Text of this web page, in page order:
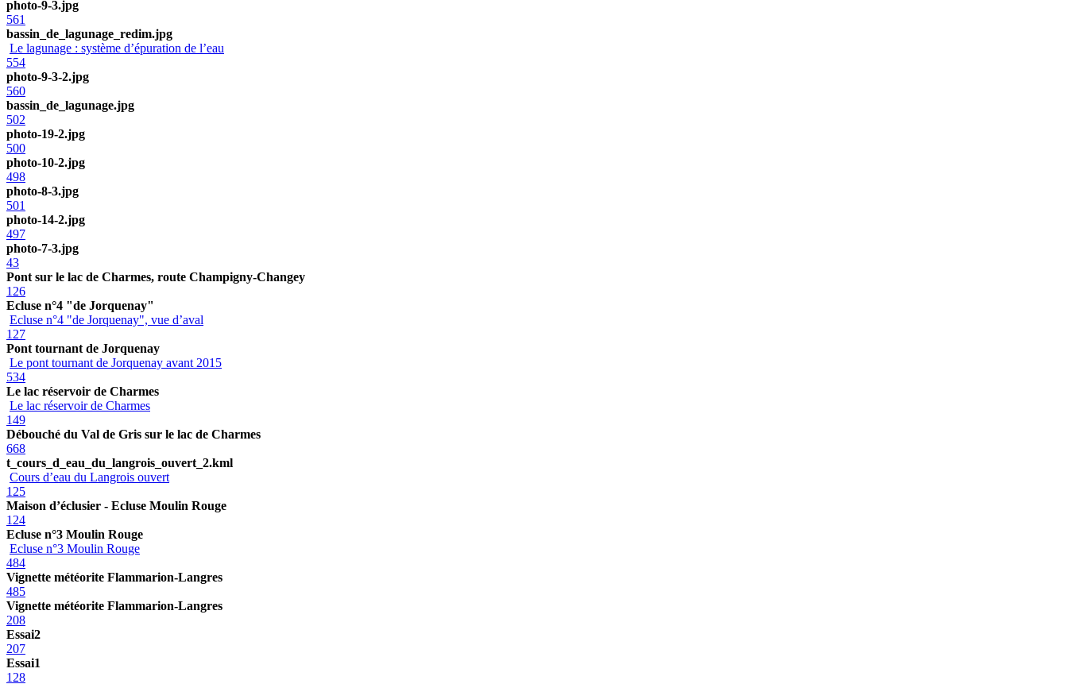
photo-9-3.jpg
561
bassin_de_lagunage_redim.jpg
Le lagunage : système d’épuration de l’eau
554
photo-9-3-2.jpg
560
bassin_de_lagunage.jpg
502
photo-19-2.jpg
500
photo-10-2.jpg
498
photo-8-3.jpg
501
photo-14-2.jpg
497
photo-7-3.jpg
43
Pont sur le lac de Charmes, route Champigny-Changey
126
Ecluse n°4 "de Jorquenay"
Ecluse n°4 "de Jorquenay", vue d’aval
127
Pont tournant de Jorquenay
Le pont tournant de Jorquenay avant 2015
534
Le lac réservoir de Charmes
Le lac réservoir de Charmes
149
Débouché du Val de Gris sur le lac de Charmes
668
t_cours_d_eau_du_langrois_ouvert_2.kml
Cours d’eau du Langrois ouvert
125
Maison d’éclusier - Ecluse Moulin Rouge
124
Ecluse n°3 Moulin Rouge
Ecluse n°3 Moulin Rouge
484
Vignette météorite Flammarion-Langres
485
Vignette météorite Flammarion-Langres
208
Essai2
207
Essai1
128